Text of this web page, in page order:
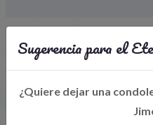
Sugerencia para el
¿Quiere dejar una